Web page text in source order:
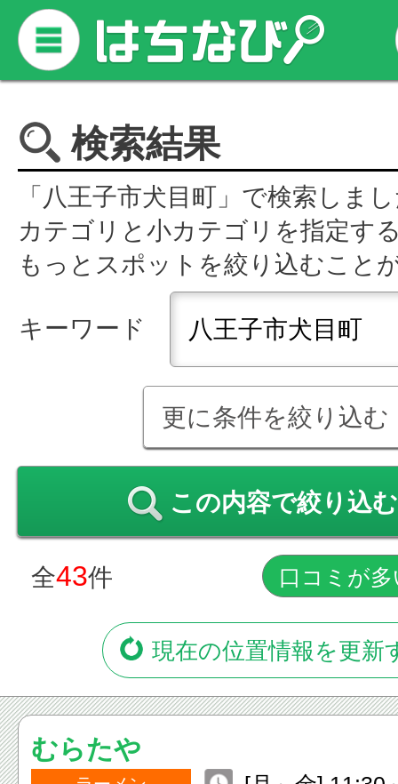
検索結果
「八王子市犬目町」で検索しま
カテゴリと小カテゴリを指定す
もっとスポットを絞り込むこと
キーワード
更に条件を絞り込む
この内容で絞り込む
全43件
現在の位置情報を更新
むらたや